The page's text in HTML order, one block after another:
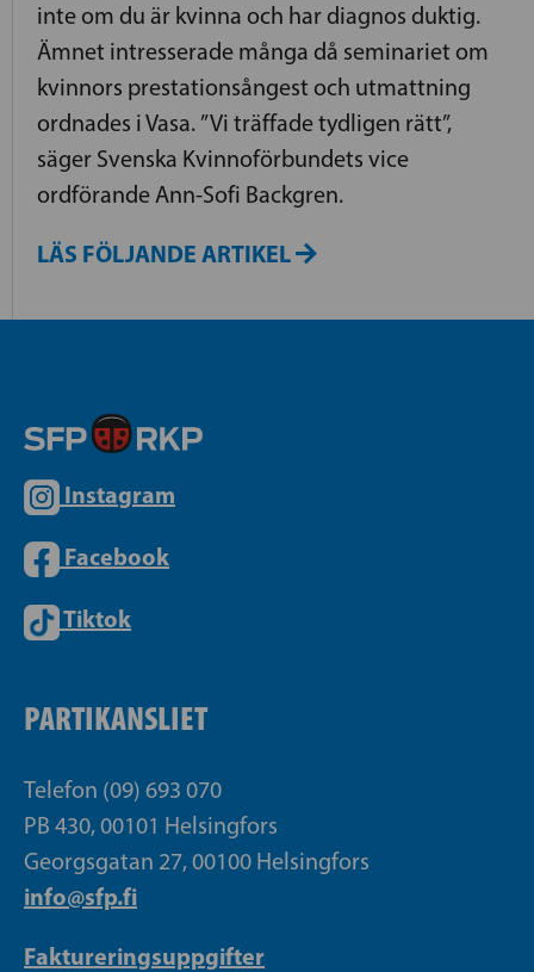
inte om du är kvinna och har diagnos duktig.
Ämnet ­intresserade många då seminariet om
kvinnors prestationsångest och utmattning
ordnades i Vasa. ”Vi träffade tydligen rätt”,
säger Svenska Kvinnoförbundets vice
ordförande Ann-Sofi Backgren.
LÄS FÖLJANDE ARTIKEL
Instagram
Facebook
Tiktok
PARTIKANSLIET
Telefon (09) 693 070
PB 430, 00101 Helsingfors
Georgsgatan 27, 00100 Helsingfors
info@sfp.fi
Faktureringsuppgifter